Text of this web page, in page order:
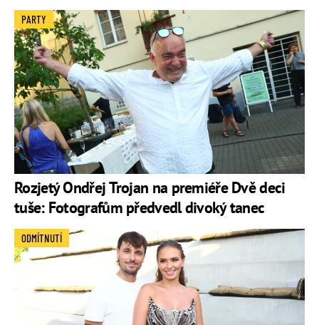
Rozjetý Ondřej Trojan na premiéře Dvě deci
tuše: Fotografům předvedl divoký tanec
PARTY
ODMÍTNUTÍ